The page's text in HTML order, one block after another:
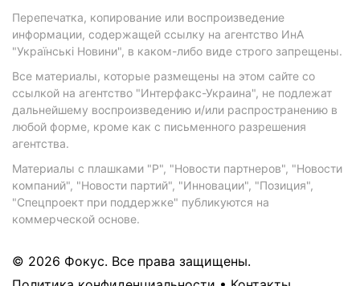
Перепечатка, копирование или воспроизведение
информации, содержащей ссылку на агентство ИнА
"Українські Новини", в каком-либо виде строго запрещены.
Все материалы, которые размещены на этом сайте со
ссылкой на агентство "Интерфакс-Украина", не подлежат
дальнейшему воспроизведению и/или распространению в
любой форме, кроме как с письменного разрешения
агентства.
Материалы с плашками "Р", "Новости партнеров", "Новости
компаний", "Новости партий", "Инновации", "Позиция",
"Спецпроект при поддержке" публикуются на
коммерческой основе.
© 2026 Фокус. Все права защищены.